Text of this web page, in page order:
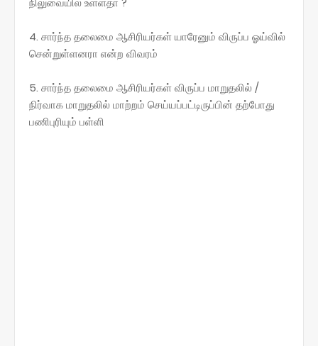
4. சார்ந்த தலைமை ஆசிரியர்கள் யாரேனும் விருப்ப ஓய்வில்
சென்றுள்ளனரா என்ற விவரம்
5. சார்ந்த தலைமை ஆசிரியர்கள் விருப்ப மாறுதலில் /
நிர்வாக மாறுதலில் மாற்றம் செய்யப்பட்டிருப்பின் தற்போது
பணிபுரியும் பள்ளி